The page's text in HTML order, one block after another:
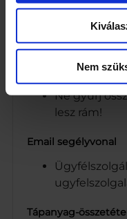
Nem
kálium-
Újrahasznosítás
Ne gyűrj
lesz rám!
Email segélyvonal
Tápanyag-